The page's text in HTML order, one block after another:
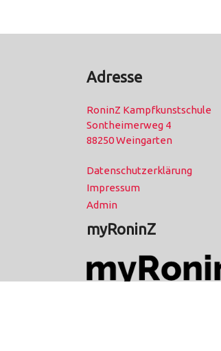
Adresse
RoninZ Kampfkunstschule
Sontheimerweg 4
88250 Weingarten
Datenschutzerklärung
Impressum
Admin
myRoninZ